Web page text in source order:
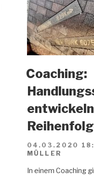
Coaching:
04.03.2020
MÜLLER
In einem Coaching